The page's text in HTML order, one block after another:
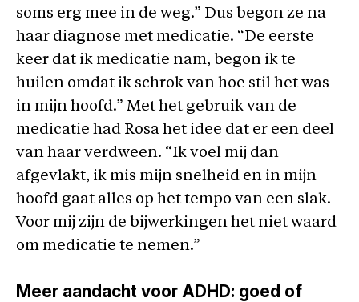
soms erg mee in de weg.” Dus begon ze na
haar diagnose met medicatie. “De eerste
keer dat ik medicatie nam, begon ik te
huilen omdat ik schrok van hoe stil het was
in mijn hoofd.” Met het gebruik van de
medicatie had Rosa het idee dat er een deel
van haar verdween. “Ik voel mij dan
afgevlakt, ik mis mijn snelheid en in mijn
hoofd gaat alles op het tempo van een slak.
Voor mij zijn de bijwerkingen het niet waard
om medicatie te nemen.”
Meer aandacht voor ADHD: goed of